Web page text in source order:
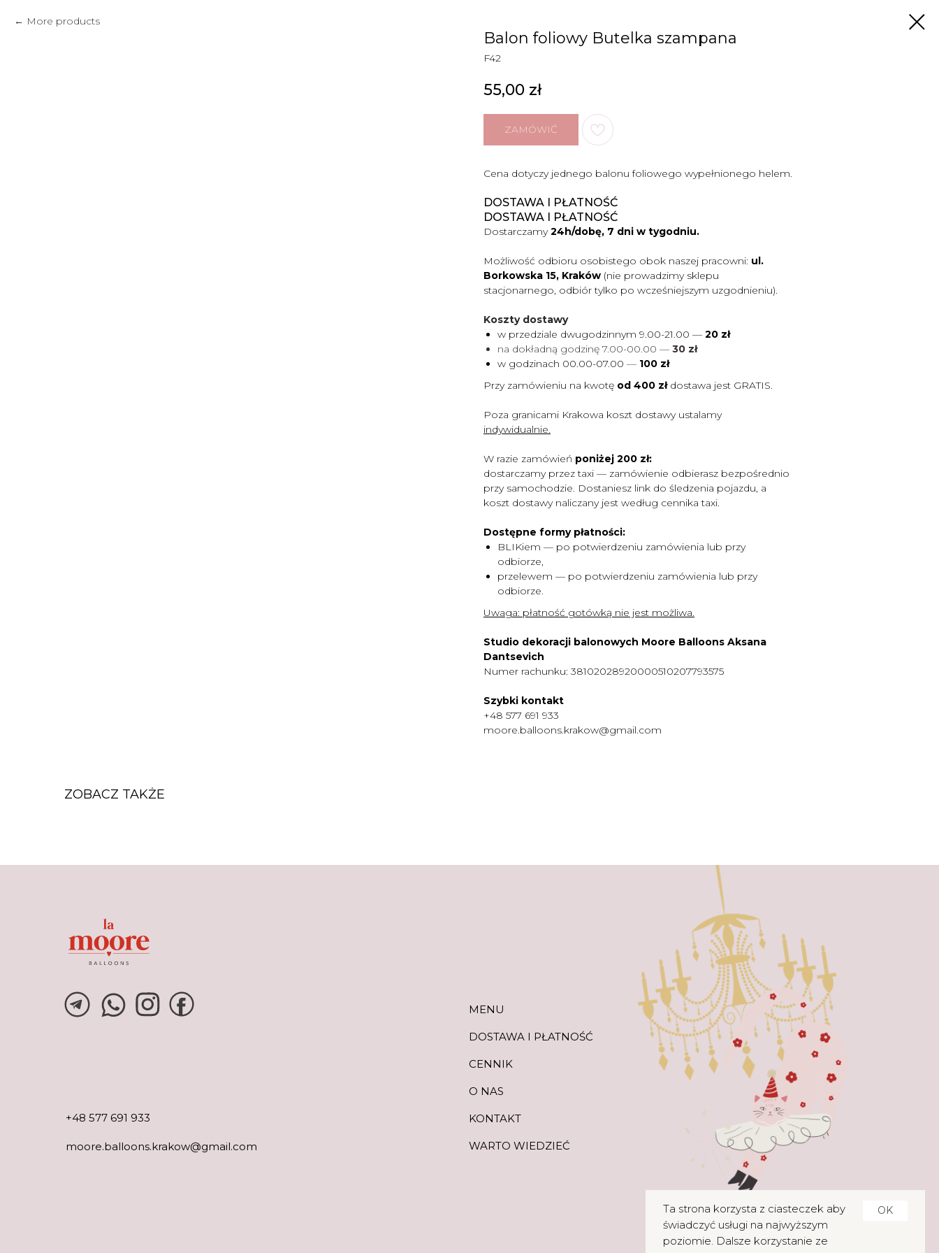
More products
Balon foliowy Butelka szampana
F42
55,00 zł
ZAMÓWIĆ
Cena dotyczy jednego balonu foliowego wypełnionego helem.
DOSTAWA I PŁATNOŚĆ
DOSTAWA I PŁATNOŚĆ
Dostarczamy24h/dobę, 7 dni w tygodniu.
Możliwość odbioru osobistego obok naszej pracowni: ul.
Borkowska 15, Kraków (nie prowadzimy sklepu
stacjonarnego, odbiór tylko po wcześniejszym uzgodnieniu).
Koszty dostawy
w przedziale dwugodzinnym 9.00-21.00 — 20 zł
na dokładną godzinę 7.00-00.00 — 30 zł
w godzinach 00.00-07.00 — 100 zł
Przy zamówieniu na kwotę od 400 zł dostawa jest GRATIS.
Poza granicami Krakowa koszt dostawy ustalamy
indywidualnie.
W razie zamówień poniżej 200 zł:
dostarczamy przez taxi — zamówienie odbierasz bezpośrednio
przy samochodzie. Dostaniesz link do śledzenia pojazdu, a
koszt dostawy naliczany jest według cennika taxi.
Dostępne formy płatności:
BLIKiem — po potwierdzeniu zamówienia lub przy
odbiorze,
przelewem — po potwierdzeniu zamówienia lub przy
odbiorze.
Uwaga: płatność gotówką nie jest możliwa.
Studio dekoracji balonowych Moore Balloons Aksana
Dantsevich
Numer rachunku: 38102028920000510207793575
Szybki kontakt
+48 577 691 933
moore.balloons.krakow@gmail.com
ZOBACZ TAKŻE
+48 577 691 933
moore.balloons.krakow@gmail.com
KONTAKT
O NAS
CENNIK
DOSTAWA I PŁATNOŚĆ
MENU
WARTO WIEDZIEĆ
Ta strona korzysta z ciasteczek aby
świadczyć usługi na najwyższym
poziomie. Dalsze korzystanie ze
OK